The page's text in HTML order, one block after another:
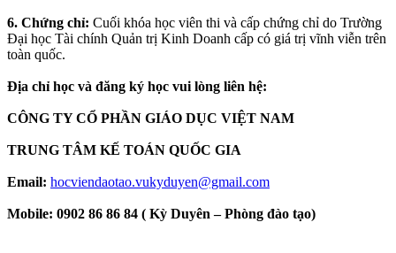
6. Chứng chỉ: Cuối khóa học viên thi và cấp chứng chỉ do Trường
Đại học Tài chính Quản trị Kinh Doanh cấp có giá trị vĩnh viễn trên
toàn quốc.
Địa chỉ học và đăng ký học vui lòng liên hệ:
CÔNG TY CỔ PHẦN GIÁO DỤC VIỆT NAM
TRUNG TÂM KẾ TOÁN QUỐC GIA
Email: hocviendaotao.vukyduyen@gmail.com
Mobile: 0902 86 86 84 ( Kỳ Duyên – Phòng đào tạo)